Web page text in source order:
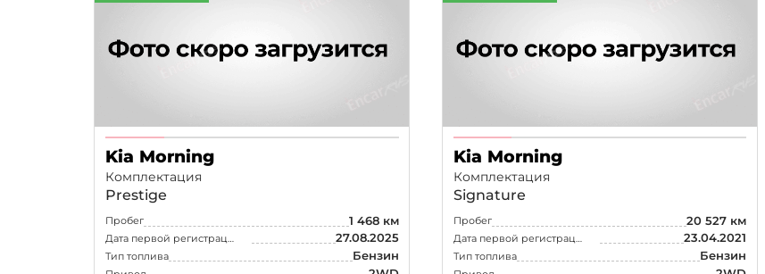
Kia Morning
Комплектация
Prestige
Пробег 1 468 км
Дата первой регистрации 27.08.2025
Тип топлива Бензин
Kia Morning
Комплектация
Signature
Пробег 20 527 км
Дата первой регистрации 23.04.2021
Тип топлива Бензин